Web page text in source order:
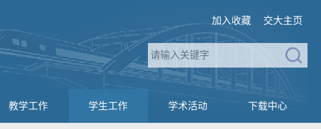
加入收藏 交大主页
教学工作 学生工作 学术活动 下载中心